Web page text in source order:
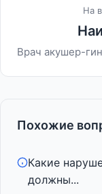
На
Врач акушер-
Похожие
Какие
должны...